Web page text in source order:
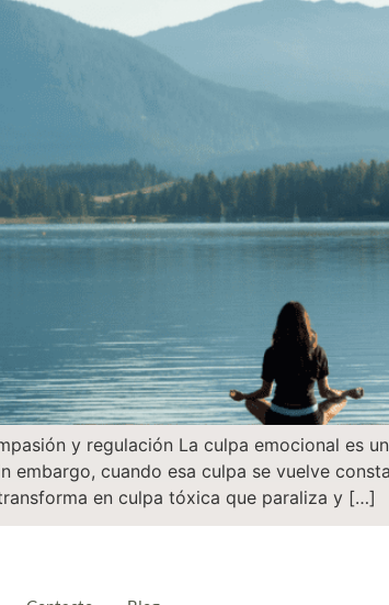
y regulación La culpa emocional es
embargo, cuando esa culpa se vuelve
en culpa tóxica que paraliza y […]